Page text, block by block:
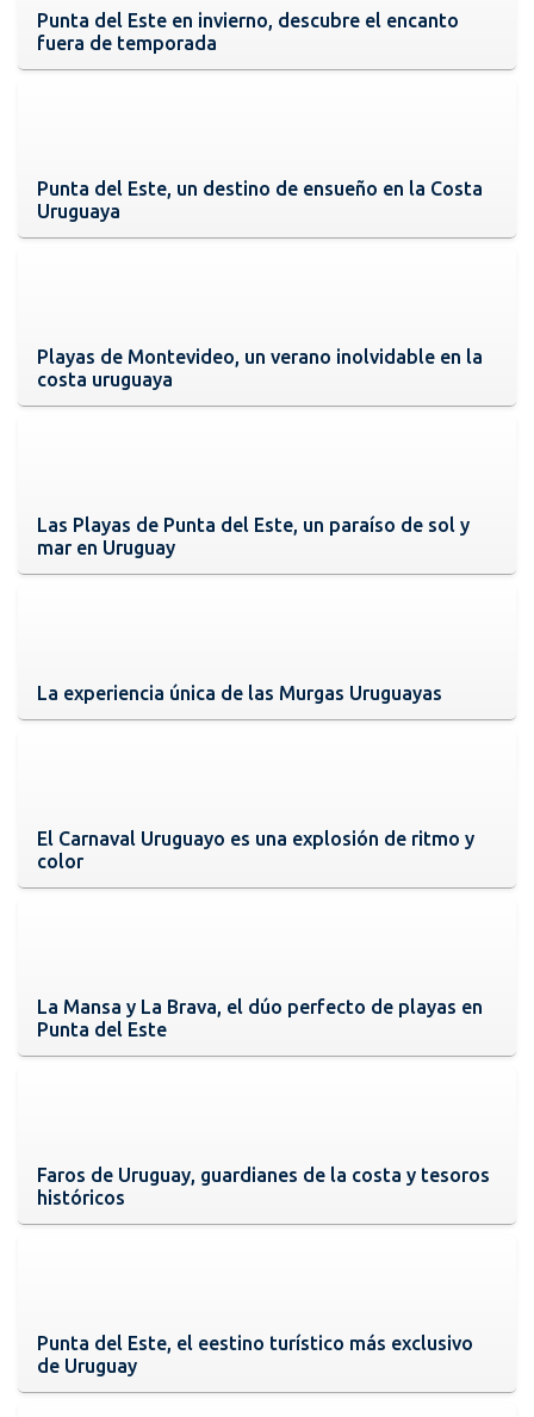
Punta del Este en invierno, descubre el encanto
fuera de temporada
Punta del Este, un destino de ensueño en la Costa
Uruguaya
Playas de Montevideo, un verano inolvidable en la
costa uruguaya
Las Playas de Punta del Este, un paraíso de sol y
mar en Uruguay
La experiencia única de las Murgas Uruguayas
El Carnaval Uruguayo es una explosión de ritmo y
color
La Mansa y La Brava, el dúo perfecto de playas en
Punta del Este
Faros de Uruguay, guardianes de la costa y tesoros
históricos
Punta del Este, el eestino turístico más exclusivo
de Uruguay